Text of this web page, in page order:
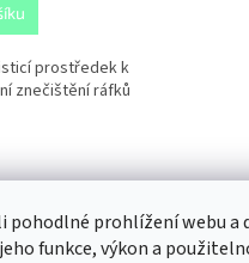
pohodlné prohlížení webu a
funkce, výkon a
prostředek k
znečištění ráfků